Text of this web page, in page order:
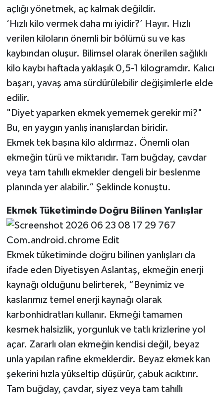
açlığı yönetmek, aç kalmak değildir.
‘Hızlı kilo vermek daha mı iyidir?’ Hayır. Hızlı
verilen kiloların önemli bir bölümü su ve kas
kaybından oluşur. Bilimsel olarak önerilen sağlıklı
kilo kaybı haftada yaklaşık 0,5-1 kilogramdır. Kalıcı
başarı, yavaş ama sürdürülebilir değişimlerle elde
edilir.
"Diyet yaparken ekmek yememek gerekir mi?"
Bu, en yaygın yanlış inanışlardan biridir.
Ekmek tek başına kilo aldırmaz. Önemli olan
ekmeğin türü ve miktarıdır. Tam buğday, çavdar
veya tam tahıllı ekmekler dengeli bir beslenme
planında yer alabilir.” Şeklinde konuştu.
Ekmek Tüketiminde Doğru Bilinen Yanlışlar
Ekmek tüketiminde doğru bilinen yanlışları da
ifade eden Diyetisyen Aslantaş, ekmeğin enerji
kaynağı olduğunu belirterek, “Beynimiz ve
kaslarımız temel enerji kaynağı olarak
karbonhidratları kullanır. Ekmeği tamamen
kesmek halsizlik, yorgunluk ve tatlı krizlerine yol
açar. Zararlı olan ekmeğin kendisi değil, beyaz
unla yapılan rafine ekmeklerdir. Beyaz ekmek kan
şekerini hızla yükseltip düşürür, çabuk acıktırır.
Tam buğday, çavdar, siyez veya tam tahıllı